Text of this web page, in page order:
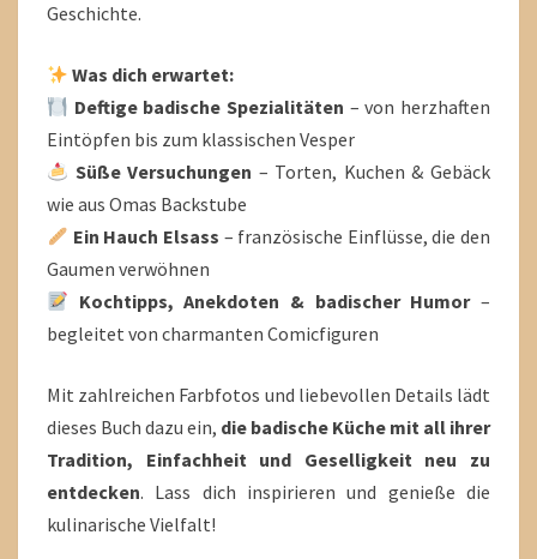
Geschichte.
Was dich erwartet:
Deftige badische Spezialitäten – von herzhaften
Eintöpfen bis zum klassischen Vesper
Süße Versuchungen – Torten, Kuchen & Gebäck
wie aus Omas Backstube
Ein Hauch Elsass – französische Einflüsse, die den
Gaumen verwöhnen
Kochtipps, Anekdoten & badischer Humor–
begleitet von charmanten Comicfiguren
Mit zahlreichen Farbfotos und liebevollen Details lädt
dieses Buch dazu ein, die badische Küche mit all ihrer
Tradition, Einfachheit und Geselligkeit neu zu
entdecken. Lass dich inspirieren und genieße die
kulinarische Vielfalt!